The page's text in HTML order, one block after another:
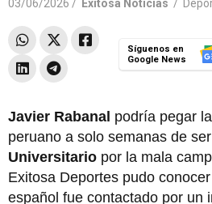
03/06/2026 / Exitosa Noticias /
Síguenos en
Google News
Javier Rabanal podría pegar
peruano a solo semanas de
Universitario por la mala
Exitosa Deportes pudo
español fue contactado por un